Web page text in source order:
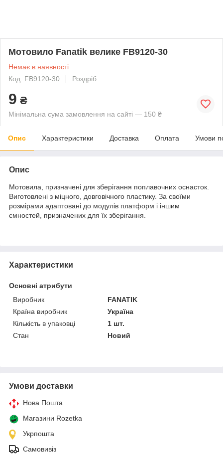
Мотовило Fanatik велике FB9120-30
Немає в наявності
Код: FB9120-30
Роздріб
9 ₴
Мінімальна сума замовлення на сайті — 150 ₴
Опис Характеристики Доставка Оплата Умови
Опис
Мотовила, призначені для зберігання поплавочних оснасток.
Виготовлені з міцного, довговічного пластику. За своїми
розмірами адаптовані до модулів платформ і іншим
ємностей, призначених для їх зберігання.
Характеристики
Основні атрибути
Виробник
FANATIK
Країна виробник
Україна
Кількість в упаковці
1 шт.
Стан
Новий
Умови доставки
Нова Пошта
Магазини Rozetka
Укрпошта
Самовивіз